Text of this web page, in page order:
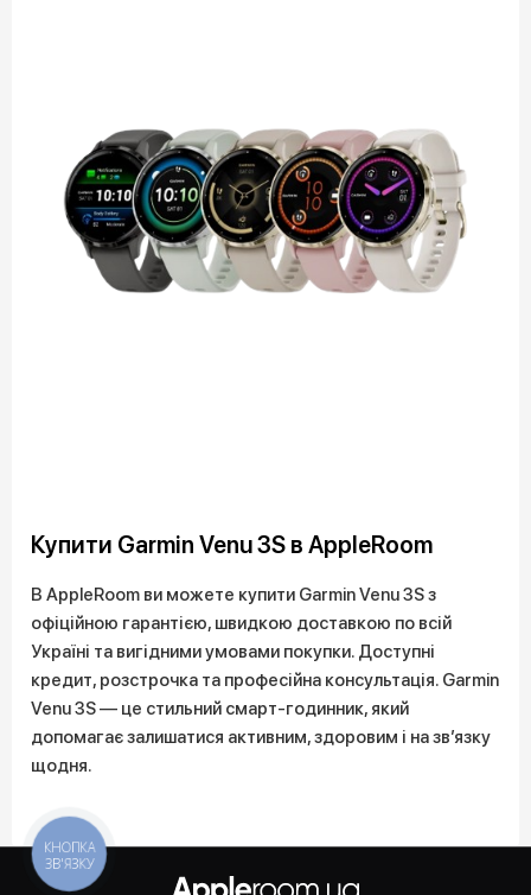
Купити Garmin Venu 3S в AppleRoom
В AppleRoom ви можете купити Garmin Venu 3S з
офіційною гарантією, швидкою доставкою по всій
Україні та вигідними умовами покупки. Доступні
кредит, розстрочка та професійна консультація. Garmin
Venu 3S — це стильний смарт-годинник, який
допомагає залишатися активним, здоровим і на зв’язку
щодня.
КНОПКА
ЗВ'ЯЗКУ